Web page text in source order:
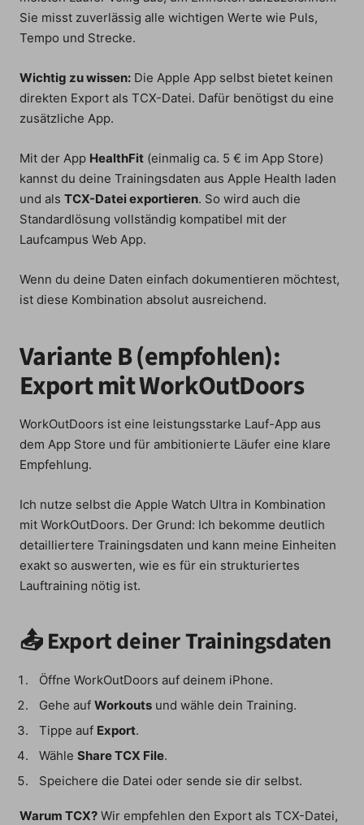
Sie misst zuverlässig alle wichtigen Werte wie Puls,
Tempo und Strecke.
Wichtig zu wissen: Die Apple App selbst bietet keinen
direkten Export als TCX-Datei. Dafür benötigst du eine
zusätzliche App.
Mit der App HealthFit (einmalig ca. 5 € im App Store)
kannst du deine Trainingsdaten aus Apple Health laden
und als TCX-Datei exportieren. So wird auch die
Standardlösung vollständig kompatibel mit der
Laufcampus Web App.
Wenn du deine Daten einfach dokumentieren möchtest,
ist diese Kombination absolut ausreichend.
Variante B (empfohlen):
Export mit WorkOutDoors
WorkOutDoors ist eine leistungsstarke Lauf-App aus
dem App Store und für ambitionierte Läufer eine klare
Empfehlung.
Ich nutze selbst die Apple Watch Ultra in Kombination
mit WorkOutDoors. Der Grund: Ich bekomme deutlich
detailliertere Trainingsdaten und kann meine Einheiten
exakt so auswerten, wie es für ein strukturiertes
Lauftraining nötig ist.
📤 Export deiner Trainingsdaten
Öffne WorkOutDoors auf deinem iPhone.
Gehe auf Workouts und wähle dein Training.
Tippe auf Export.
Wähle Share TCX File.
Speichere die Datei oder sende sie dir selbst.
Warum TCX? Wir empfehlen den Export als TCX-Datei,